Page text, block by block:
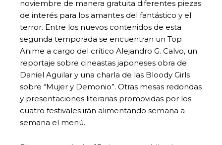
noviembre de manera gratuita diferentes piezas
de interés para los amantes del fantástico y el
terror. Entre los nuevos contenidos de esta
segunda temporada se encuentran un Top
Anime a cargo del crítico Alejandro G. Calvo, un
reportaje sobre cineastas japoneses obra de
Daniel Aguilar y una charla de las Bloody Girls
sobre “Mujer y Demonio”. Otras mesas redondas
y presentaciones literarias promovidas por los
cuatro festivales irán alimentando semana a
semana el menú.